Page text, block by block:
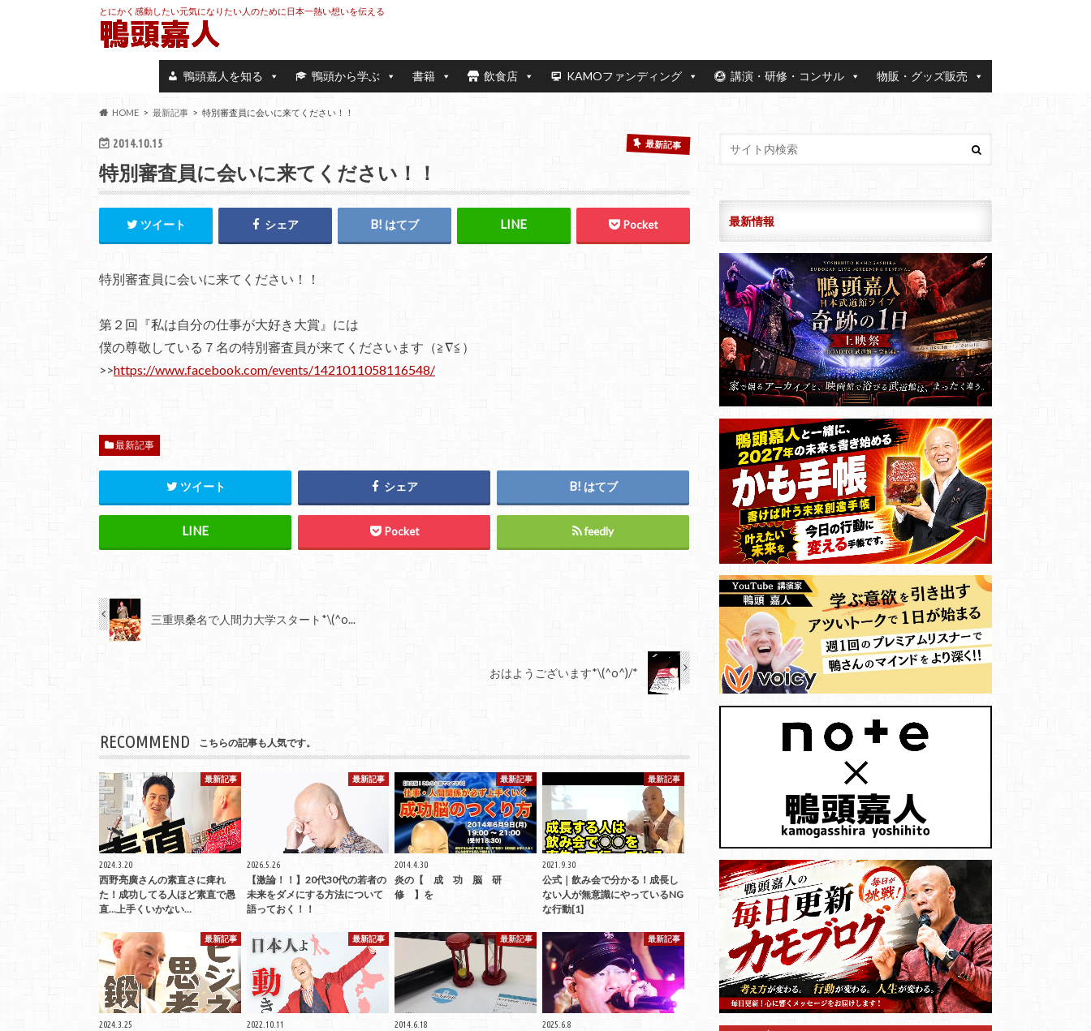
とにかく感動したい元気になりたい人のために日本一熱い想いを伝える
鴨頭嘉人を知る 鴨頭から学ぶ 書籍 飲食店 KAMOファンディング 講演・研修・コンサル 物販・グッズ販売
HOME 最新記事 特別審査員に会いに来てください！！
2014.10.15 最新記事
特別審査員に会いに来てください！！
ツイート シェア はてブ Pocket
特別審査員に会いに来てください！！
第２回『私は自分の仕事が大好き大賞』には
僕の尊敬している７名の特別審査員が来てくださいます（≧∇≦）
>>https://www.facebook.com/events/1421011058116548/
最新記事
ツイート シェア はてブ
Pocket feedly
三重県桑名で人間力大学スタート*\(^o...
おはようございます*\(^o^)/*
RECOMMEND こちらの記事も人気です。
最新記事
2024.3.20
西野亮廣さんの素直さに痺れ
た！成功してる人ほど素直で愚
直…上手くいかない…
最新記事
2026.5.26
【激論！！】20代30代の若者の
未来をダメにする方法について
語っておく！！
最新記事
2014.4.30
炎の【 成 功 脳 研
修 】を
最新記事
2021.9.30
公式｜飲み会で分かる！成長し
ない人が無意識にやっているNG
な行動[1]
最新記事
2024.3.25
最新記事
2022.10.11
最新記事
2014.6.18
最新記事
2025.6.8
最新情報